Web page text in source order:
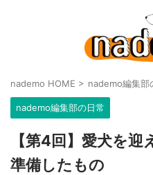
nademo HOME > nademo編集部
nademo編集部の日常
【第4回】愛犬を
準備したもの